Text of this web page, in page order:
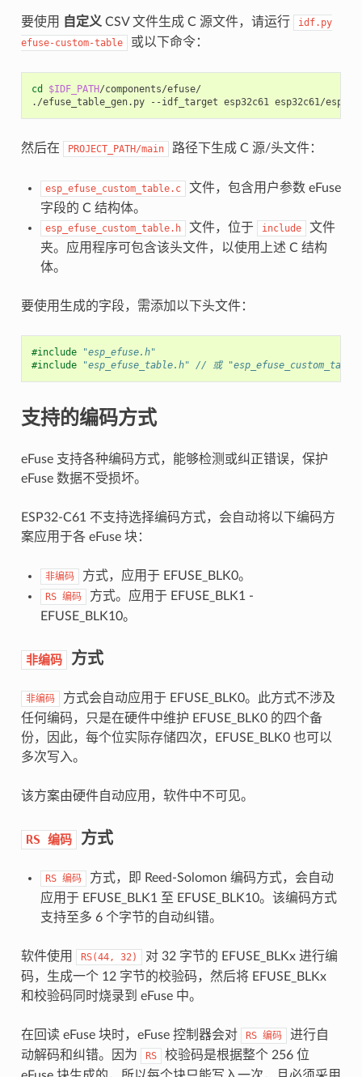
要使用 自定义 CSV 文件生成 C 源文件，请运行
idf.py
efuse-custom-table
或以下命令：
cd $IDF_PATH/components/efuse/
./efuse_table_gen.py
--idf_target esp32c61 esp32c61/
然后在 PROJECT_PATH/main 路径下生成 C 源/头文件：
esp_efuse_custom_table.c
文件，包含用户参数 eFuse
字段的 C 结构体。
esp_efuse_custom_table.h 文件，位于 include
文件
夹。应用程序可包含该头文件，以使用上述 C 结构
体。
要使用生成的字段，需添加以下头文件：
#include
"esp_efuse.h"
#include
"esp_efuse_table.h" // 或
支持的编码方式
eFuse 支持各种编码方式，能够检测或纠正错误，保护
eFuse 数据不受损坏。
ESP32-C61 不支持选择编码方式，会自动将以下编码方
案应用于各 eFuse 块：
非编码 方式，应用于 EFUSE_BLK0。
RS 编码
方式。应用于 EFUSE_BLK1 -
EFUSE_BLK10。
非编码 方式
非编码
方式会自动应用于 EFUSE_BLK0。此方式不涉及
任何编码，只是在硬件中维护 EFUSE_BLK0 的四个备
份，因此，每个位实际存储四次，EFUSE_BLK0 也可以
多次写入。
该方案由硬件自动应用，软件中不可见。
RS 编码 方式
RS 编码
方式，即 Reed-Solomon 编码方式，会自动
应用于 EFUSE_BLK1 至 EFUSE_BLK10。该编码方式
支持至多 6 个字节的自动纠错。
软件使用 RS(44, 32)
对 32 字节的 EFUSE_BLKx 进行编
码，生成一个 12 字节的校验码，然后将 EFUSE_BLKx
和校验码同时烧录到 eFuse 中。
在回读 eFuse 块时，eFuse 控制器会对 RS 编码
进行自
动解码和纠错。因为
RS
校验码是根据整个 256 位